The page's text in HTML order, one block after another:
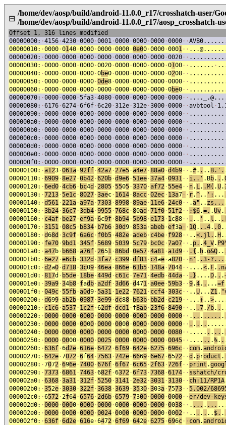
⊟
/home/dev/aosp/build/android-11.0.0_r17/crosshatch-user/
/home/dev/aosp/build/android-11.0.0_r17/aosp_crosshatch-
Offset 1, 316 lines modified
00000000: ·4156 ·4230 ·0000 ·0001 ·0000 ·0000 ·0000 ·0000 · ·
00000010: ·0000 ·0140 ·0000 ·0000 ·0000 ·0e00 ·0000 ·0001 · ·
00000020: ·0000 ·0000 ·0000 ·0000 ·0000 ·0000 ·0000 ·0020 · ·
00000030: ·0000 ·0000 ·0000 ·0020 ·0000 ·0000 ·0000 ·0100 · · ....... ·
00000040: ·0000 ·0000 ·0000 ·0be0 ·0000 ·0000 ·0000 ·0208 · ·
00000050: ·0000 ·0000 ·0000 ·0de8 ·0000 ·0000 ·0000 ·0000 · ·
00000060: ·0000 ·0000 ·0000 ·0000 ·0000 ·0000 ·0000 ·0be0 · ·
00000070: ·0000 ·0000 ·5fa3 ·4080 ·0000 ·0000 ·0000 ·0000 · ·
00000080: ·6176 ·6274 ·6f6f ·6c20 ·312e ·312e ·3000 ·0000 · ·avbtool ·
00000090: ·0000 ·0000 ·0000 ·0000 ·0000 ·0000 ·0000 ·0000 · ·
000000a0: ·0000 ·0000 ·0000 ·0000 ·0000 ·0000 ·0000 ·0000 · ·
000000b0: ·0000 ·0000 ·0000 ·0000 ·0000 ·0000 ·0000 ·0000 · ·
000000c0: ·0000 ·0000 ·0000 ·0000 ·0000 ·0000 ·0000 ·0000 · ·
000000d0: ·0000 ·0000 ·0000 ·0000 ·0000 ·0000 ·0000 ·0000 · ·
000000e0: ·0000 ·0000 ·0000 ·0000 ·0000 ·0000 ·0000 ·0000 · ·
000000f0: ·0000 ·0000 ·0000 ·0000 ·0000 ·0000 ·0000 ·0000 · ·
00000100: ·a123 ·061a ·92ff ·42a7 ·27e5 ·a4e7 ·88a0 ·d4b9 · · .#. . .. B.'.
00000110: ·6909 ·8e27 ·0b42 ·620b ·d9e6 ·51ee ·37a4 ·0931 · · i..' .Bb. . .
00000120: ·6ed0 ·4cb6 · bc4d ·2805 ·5505 ·3370 ·af72 ·55e4 · · n. L. .M( .U.
00000130: ·7213 ·5e1c ·8027 ·3aec · 1614 ·8acc ·02ec · 13a7 · · r.^.. ': ...
00000140: ·d561 ·221a ·a97a ·7303 ·8998 ·89ae · 11e6 ·24c0 · · .a" .. zs...
00000150: ·3b24 ·36c7 ·3db4 ·9955 ·768c ·80ad ·71f0 ·51f2 · · ;$6.=. .Uv.
00000160: · c4af · be27 ·ef9a ·6c9f ·8b94 ·5b98 ·e173 · 1c88 · · . .. ' .. l ..
00000170: ·3151 ·08c5 · b834 · b7b6 ·30d9 ·853a ·abeb ·ef3a · · 1Q. ..4. .0
00000180: ·d68d ·3c9f ·6a6c · f0b5 ·482e ·adeb · c4be · f928 · · ..<.jl. . H
00000190: · fe70 ·9bd1 ·345f ·5689 ·5039 ·5c79 · bc0c ·7a07 · · . p. .4_V.
000001a0: ·a47b · b668 ·a76f ·2651 ·86bd ·0e57 ·4a81 ·a1d9 · · .{ . h.o&Q..
000001b0: ·6e27 ·e6cb ·332d ·3fa7 · c399 ·df83 · c4ae ·a820 · · n' . .3-?...
000001c0: ·d2a0 ·d718 ·3c09 ·46ea ·866e ·61b5 · 148a ·7044 · · ....<. F.
000001d0: ·817d · b5de · 18be ·449d · c61c ·7e71 ·4edb ·44da · · . } .... D. . .
000001e0: ·39a9 ·34b8 · fadb ·a2df ·3d66 ·d471 ·a0ee ·59b3 · ·9.4. . ...=f
000001f0: ·049c ·55fb ·a0d9 ·5a31 · 1e22 ·7621 · ccf4 ·303c · · ..U... Z1. "
00000200: ·d699 ·ab2b ·0987 ·3e99 ·dc88 · b63b · bb2d · c219 · · ...+..>
00000210: · c1c6 ·a537 · 1c2f ·62df ·dcd1 · f8ab ·23f6 ·8490 · · .. .7. /b. .
00000220: ·0000 ·0000 ·0000 ·0000 ·0000 ·0000 ·0000 ·0000 · · . .. . ..... .
00000230: ·0000 ·0000 ·0000 ·0000 ·0000 ·0000 ·0000 ·0000 · · . . . . .
00000240: ·0000 ·0000 ·0000 ·0000 ·0000 ·0000 ·0000 ·0080 · · ..... . . .. .
00000250: ·0000 ·0000 ·0000 ·0025 ·0000 ·0000 ·0000 ·0045 · · .... .. .%. .
00000260: ·636f ·6d2e ·616e ·6472 ·6f69 ·642e ·6275 ·696c · · com.
00000270: ·642e ·7072 ·6f64 ·7563 ·742e ·6669 ·6e67 ·6572 · ·d . product .
00000280: ·7072 ·696e ·7400 ·676f ·6f67 ·6c65 ·2f63 ·726f · · print .
00000290: ·7373 ·6861 ·7463 ·682f ·6372 ·6f73 ·7368 ·6174 · · sshatch/
000002a0: ·6368 ·3a31 ·312f ·5250 ·3141 ·2e32 ·3031 ·3130 · · ch:11/RP1A
000002b0: ·352e ·3030 ·322f ·3638 ·3639 ·3530 ·303a ·7573 · ·5.002/
000002c0: ·6572 ·2f64 ·6576 ·2d6b ·6579 ·7300 ·0000 ·0000 · ·er/dev-
000002d0: ·0000 ·0000 ·0000 ·0000 ·0000 ·0000 ·0000 ·0038 · · . ... . ...
000002e0: ·0000 ·0000 ·0000 ·0024 ·0000 ·0000 ·0000 ·0002 · · .. . . . .. $. .
000002f0: ·636f ·6d2e ·616e ·6472 ·6f69 ·642e ·6275 ·696c · · com.